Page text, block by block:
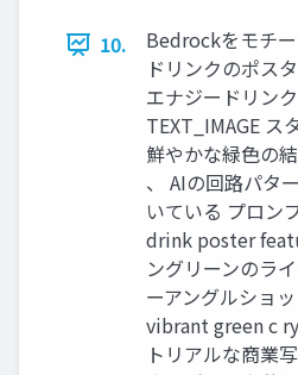
10.
Bedrockをモチ
ドリンクのポス
エナジードリン
TEXT_IMAGE ス
鮮やかな緑色の
、 AIの回路パタ
いている プロン
drink poster
ングリーンのラ
ーアングルショ
vibrant green c
トリアルな商業